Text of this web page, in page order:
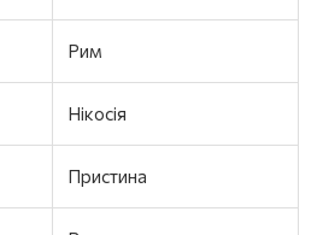
Рим
Нікосія
Пристина